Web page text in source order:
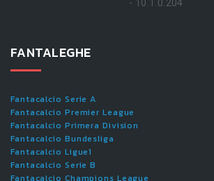
- 10.1.0.204
FANTALEGHE
Fantacalcio Serie A
Fantacalcio Premier League
Fantacalcio Primera Division
Fantacalcio Bundesliga
Fantacalcio Ligue1
Fantacalcio Serie B
Fantacalcio Champions League